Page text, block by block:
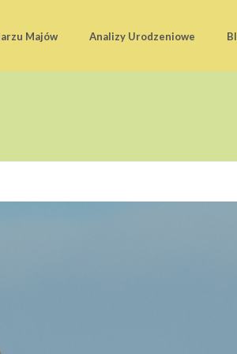
Majów Analizy Urodzeniowe